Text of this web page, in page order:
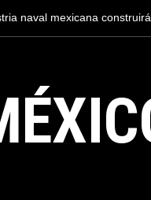
a un piloto para volar los